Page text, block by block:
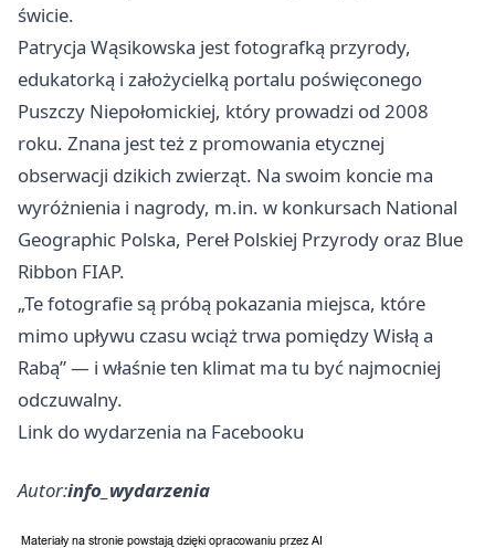
świcie.
Patrycja Wąsikowska jest fotografką przyrody,
edukatorką i założycielką portalu poświęconego
Puszczy Niepołomickiej, który prowadzi od 2008
roku. Znana jest też z promowania etycznej
obserwacji dzikich zwierząt. Na swoim koncie ma
wyróżnienia i nagrody, m.in. w konkursach National
Geographic Polska, Pereł Polskiej Przyrody oraz Blue
Ribbon FIAP.
„Te fotografie są próbą pokazania miejsca, które
mimo upływu czasu wciąż trwa pomiędzy Wisłą a
Rabą” — i właśnie ten klimat ma tu być najmocniej
odczuwalny.
Link do wydarzenia na Facebooku
Autor:info_wydarzenia